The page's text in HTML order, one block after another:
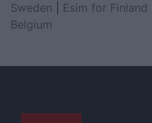
Sweden
Esim for Finland
Belgium